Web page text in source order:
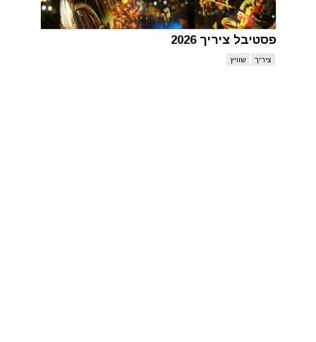
פסטיבל ציריך 2026
ציריך שוויץ